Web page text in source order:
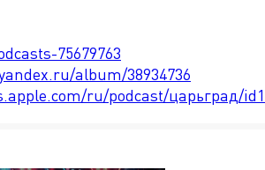
75679763
album/38934736
ru/podcast/царьград/